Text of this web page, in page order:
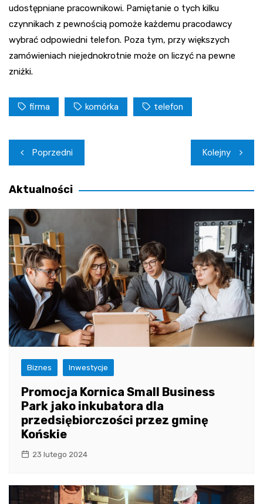
udostępniane pracownikowi. Pamiętanie o tych kilku
czynnikach z pewnością pomoże każdemu pracodawcy
wybrać odpowiedni telefon. Poza tym, przy większych
zamówieniach niejednokrotnie może on liczyć na pewne
zniżki.
firma komórka telefon
Nawigacja
wpisu
Poprzedni Kolejny
Aktualności
Biznes Inwestycje
Promocja Kornica Small Business
Park jako inkubatora dla
przedsiębiorczości przez gminę
Końskie
23 lutego 2024